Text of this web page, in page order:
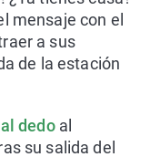
mensaje con el
a sus
de la estación
dedoal
su salida del